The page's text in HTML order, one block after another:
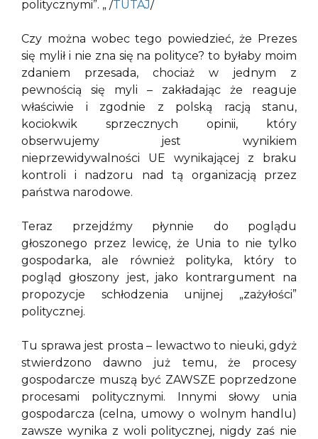
politycznymi”. „ /TUTAJ/
Czy można wobec tego powiedzieć, że Prezes
się mylił i nie zna się na polityce? to byłaby moim
zdaniem przesada, chociaż w jednym z
pewnością się myli – zakładając że reaguje
właściwie i zgodnie z polską racją stanu,
kociokwik sprzecznych opinii, który
obserwujemy jest wynikiem
nieprzewidywalności UE wynikającej z braku
kontroli i nadzoru nad tą organizacją przez
państwa narodowe.
Teraz przejdźmy płynnie do poglądu
głoszonego przez lewicę, że Unia to nie tylko
gospodarka, ale również polityka, który to
pogląd głoszony jest, jako kontrargument na
propozycje schłodzenia unijnej „zażyłości”
politycznej.
Tu sprawa jest prosta – lewactwo to nieuki, gdyż
stwierdzono dawno już temu, że procesy
gospodarcze muszą być ZAWSZE poprzedzone
procesami politycznymi. Innymi słowy unia
gospodarcza (celna, umowy o wolnym handlu)
zawsze wynika z woli politycznej, nigdy zaś nie